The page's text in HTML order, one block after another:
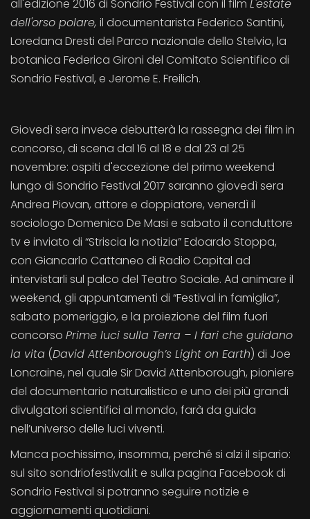
all'edizione 2016 di Sondrio Festival con il film L'estate
dell'orso polare, il documentarista Federico Santini,
Loredana Dresti del Parco nazionale dello Stelvio, la
botanica Federica Gironi del Comitato Scientifico di
Sondrio Festival, e Jerome E. Freilich.
Giovedì sera invece debutterà la rassegna dei film in
concorso, di scena dal 16 al 18 e dal 23 al 25
novembre: ospiti d'eccezione del primo weekend
lungo di Sondrio Festival 2017 saranno giovedì sera
Andrea Piovan, attore e doppiatore, venerdì il
sociologo Domenico De Masi e sabato il conduttore
tv e inviato di “Striscia la notizia” Edoardo Stoppa,
con Giancarlo Cattaneo di Radio Capital ad
intervistarli sul palco del Teatro Sociale. Ad animare il
weekend, gli appuntamenti di “Festival in famiglia”,
sabato pomeriggio, e la proiezione del film fuori
concorso Prime luci sulla Terra – I fari che guidano
la vita (David Attenborough’s Light on Earth) di Joe
Loncraine, nel quale Sir David Attenborough, pioniere
del documentario naturalistico e uno dei più grandi
divulgatori scientifici al mondo, farà da guida
nell’universo delle luci viventi.
Manca pochissimo, insomma, perché si alzi il sipario:
sul sito sondriofestival.it e sulla pagina Facebook di
Sondrio Festival si potranno seguire notizie e
aggiornamenti quotidiani.